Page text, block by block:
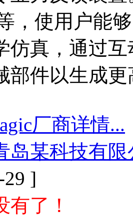
，使用户能
仿真，通过
部件以生成
厂商详情...
岛某科技有限
29 ]
有了！